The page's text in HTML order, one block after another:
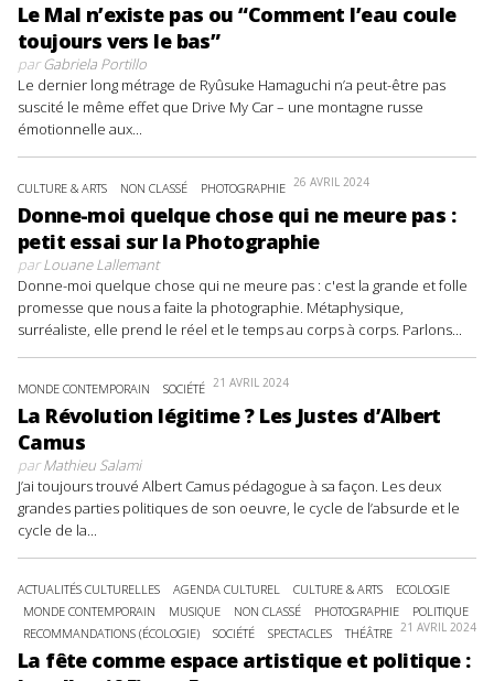
Le Mal n’existe pas ou “Comment l’eau coule
toujours vers le bas”
parGabriela Portillo
Le dernier long métrage de Ryûsuke Hamaguchi n’a peut-être pas
suscité le même effet que Drive My Car – une montagne russe
émotionnelle aux...
CULTURE & ARTS NON CLASSÉ PHOTOGRAPHIE 26 AVRIL 2024
Donne-moi quelque chose qui ne meure pas :
petit essai sur la Photographie
parLouane Lallemant
Donne-moi quelque chose qui ne meure pas : c'est la grande et folle
promesse que nous a faite la photographie. Métaphysique,
surréaliste, elle prend le réel et le temps au corps à corps. Parlons...
MONDE CONTEMPORAIN SOCIÉTÉ 21 AVRIL 2024
La Révolution légitime ? Les Justes d’Albert
Camus
parMathieu Salami
J’ai toujours trouvé Albert Camus pédagogue à sa façon. Les deux
grandes parties politiques de son oeuvre, le cycle de l’absurde et le
cycle de la...
ACTUALITÉS CULTURELLES AGENDA CULTUREL CULTURE & ARTS
ECOLOGIE
MONDE CONTEMPORAIN
MUSIQUE NON CLASSÉ PHOTOGRAPHIE
POLITIQUE
RECOMMANDATIONS (ÉCOLOGIE)
SOCIÉTÉ SPECTACLES THÉÂTRE 21 AVRIL 2024
La fête comme espace artistique et politique :